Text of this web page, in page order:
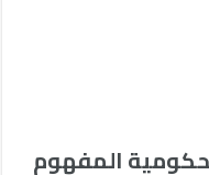
المفهوم